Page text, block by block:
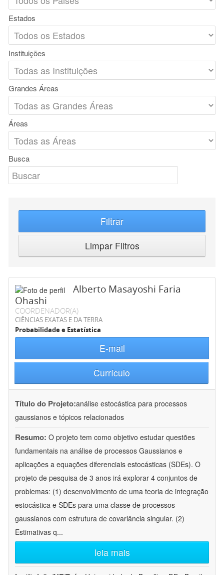
Estados
Instituições
Grandes Áreas
Áreas
Busca
Filtrar
Limpar Filtros
Alberto Masayoshi Faria
Ohashi
COORDENADOR(A)
CIÊNCIAS EXATAS E DA TERRA
Probabilidade e Estatística
E-mail
Currículo
Título do Projeto:análise estocástica para processos
gaussianos e tópicos relacionados
Resumo: O projeto tem como objetivo estudar questões
fundamentais na análise de processos Gaussianos e
aplicações a equações diferenciais estocásticas (SDEs). O
projeto de pesquisa de 3 anos irá explorar 4 conjuntos de
problemas: (1) desenvolvimento de uma teoria de integração
estocástica e SDEs para uma classe de processos
gaussianos com estrutura de covariância singular. (2)
Estimativas q...
leia mais